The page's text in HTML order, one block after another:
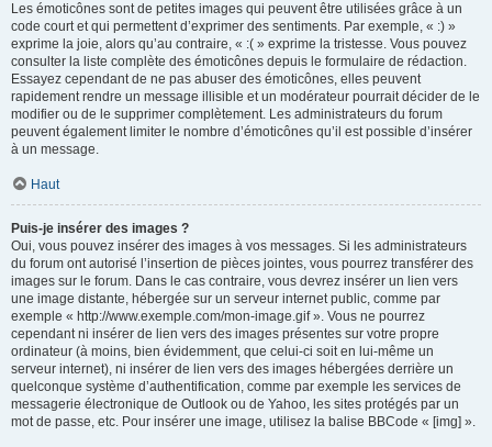
Les émoticônes sont de petites images qui peuvent être utilisées grâce à un
code court et qui permettent d’exprimer des sentiments. Par exemple, « :) »
exprime la joie, alors qu’au contraire, « :( » exprime la tristesse. Vous pouvez
consulter la liste complète des émoticônes depuis le formulaire de rédaction.
Essayez cependant de ne pas abuser des émoticônes, elles peuvent
rapidement rendre un message illisible et un modérateur pourrait décider de le
modifier ou de le supprimer complètement. Les administrateurs du forum
peuvent également limiter le nombre d’émoticônes qu’il est possible d’insérer
à un message.
Haut
Puis-je insérer des images ?
Oui, vous pouvez insérer des images à vos messages. Si les administrateurs
du forum ont autorisé l’insertion de pièces jointes, vous pourrez transférer des
images sur le forum. Dans le cas contraire, vous devrez insérer un lien vers
une image distante, hébergée sur un serveur internet public, comme par
exemple « http://www.exemple.com/mon-image.gif ». Vous ne pourrez
cependant ni insérer de lien vers des images présentes sur votre propre
ordinateur (à moins, bien évidemment, que celui-ci soit en lui-même un
serveur internet), ni insérer de lien vers des images hébergées derrière un
quelconque système d’authentification, comme par exemple les services de
messagerie électronique de Outlook ou de Yahoo, les sites protégés par un
mot de passe, etc. Pour insérer une image, utilisez la balise BBCode « [img] ».